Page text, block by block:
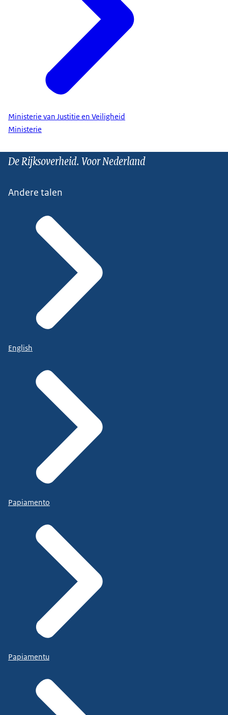
Ministerie van Justitie en Veiligheid
Ministerie
De Rijksoverheid. Voor Nederland
Andere talen
English
Papiamento
Papiamentu